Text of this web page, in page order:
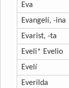
Eva
Evangelí, -ina
Evarist, -ta
Eveli* Evelio
Evelí
Everilda